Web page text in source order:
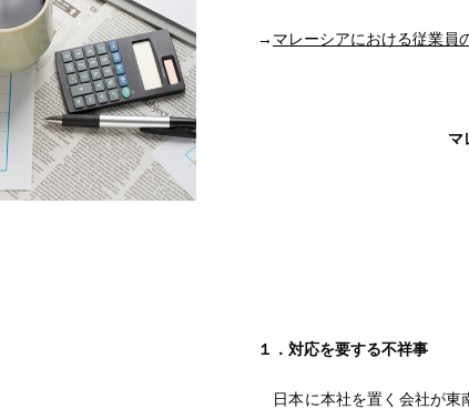
→ マレーシアにおける従業員
マ
１．対応を要する不祥事
日本に本社を置く会社が東